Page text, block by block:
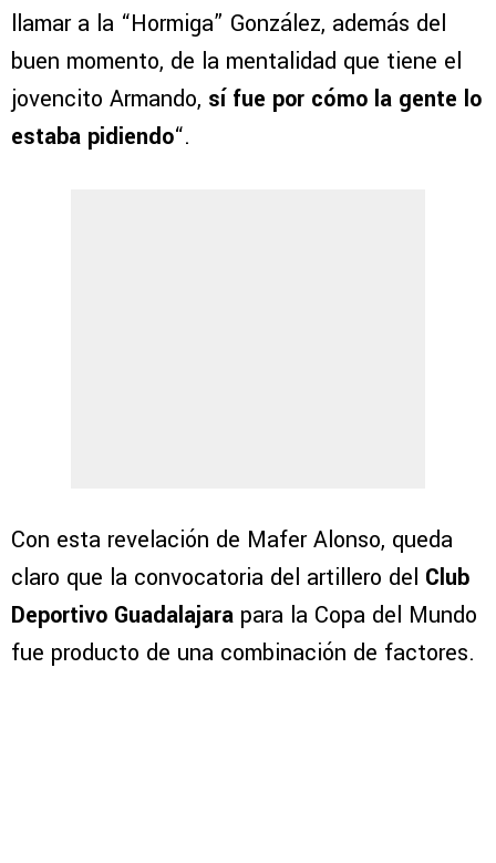
llamar a la “Hormiga” González, además del
buen momento, de la mentalidad que tiene el
jovencito Armando, sí fue por cómo la gente lo
estaba pidiendo“.
Con esta revelación de Mafer Alonso, queda
claro que la convocatoria del artillero del Club
Deportivo Guadalajara para la Copa del Mundo
fue producto de una combinación de factores.